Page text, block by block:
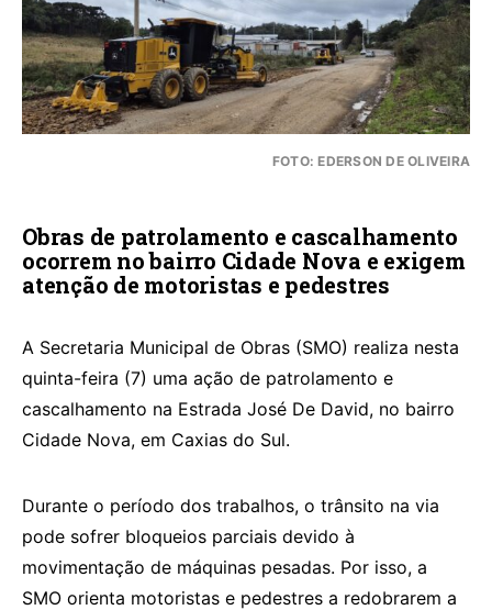
FOTO: EDERSON DE OLIVEIRA
Obras de patrolamento e cascalhamento
ocorrem no bairro Cidade Nova e exigem
atenção de motoristas e pedestres
A Secretaria Municipal de Obras (SMO) realiza nesta
quinta-feira (7) uma ação de patrolamento e
cascalhamento na Estrada José De David, no bairro
Cidade Nova, em Caxias do Sul.
Durante o período dos trabalhos, o trânsito na via
pode sofrer bloqueios parciais devido à
movimentação de máquinas pesadas. Por isso, a
SMO orienta motoristas e pedestres a redobrarem a